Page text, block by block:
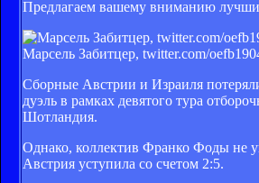
Предлагаем вашему вниманию
Марсель Забитцер, twitter.com/
Сборные Австрии и Израиля
дуэль в рамках девятого тура
Шотландия.
Однако, коллектив Франко Фоды не
Австрия уступила со счетом 2:5.